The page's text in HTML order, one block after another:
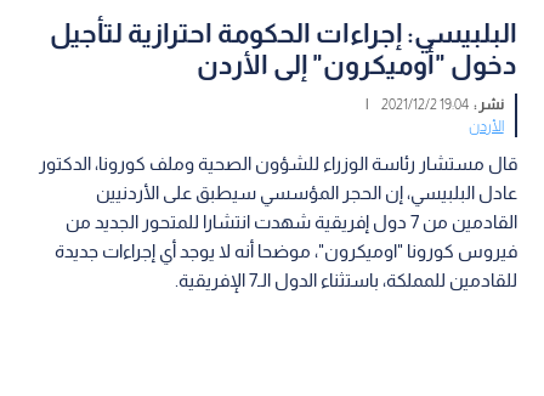
البلبيسي: إجراءات الحكومة احترازية لتأجيل
دخول "أوميكرون" إلى الأردن
نشر :19:04 2021/12/2
|
الأردن
قال مستشار رئاسة الوزراء للشؤون الصحية وملف كورونا، الدكتور
عادل البلبيسي، إن الحجر المؤسسي سيطبق على الأردنيين
القادمين من 7 دول إفريقية شهدت انتشارا للمتحور الجديد من
فيروس كورونا "اوميكرون"، موضحا أنه لا يوجد أي إجراءات جديدة
للقادمين للمملكة، باستثناء الدول الـ7 الإفريقية.